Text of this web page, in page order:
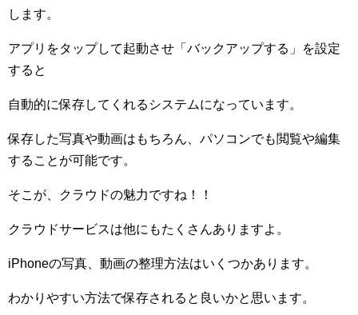
します。
アプリをタップして起動させ「バックアップする」を設定
すると
自動的に保存してくれるシステムになっています。
保存した写真や動画はもちろん、パソコンでも閲覧や編集
することが可能です。
そこが、クラウドの魅力ですね！！
クラウドサービスは他にもたくさんありますよ。
iPhoneの写真、動画の整理方法はいくつかあります。
わかりやすい方法で保存されると良いかと思います。